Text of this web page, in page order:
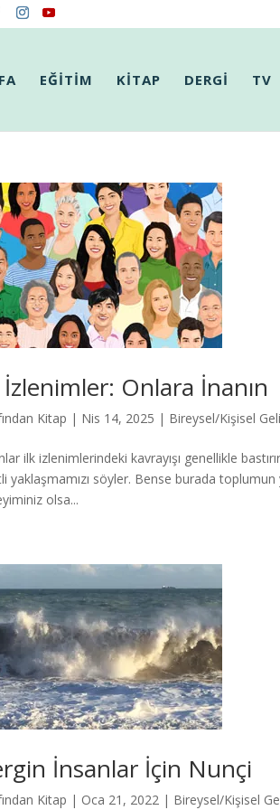
EĞİTİM KİTAP DERGİ TV
Onlara İnanın
Kitap | Nis 14, 2025 | Bireysel/Kişisel
ilk izlenimlerindeki kavrayışı genellikle
yaklaşmamızı söyler. Bense burada toplumun
olsa...
İnsanlar İçin Nunçi
Kitap | Oca 21, 2022| Bireysel/Kişisel